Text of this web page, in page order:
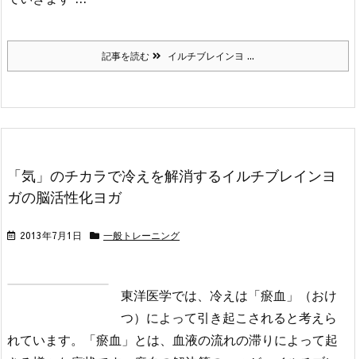
記事を読む イルチブレインヨ ...
「気」のチカラで冷えを解消するイルチブレインヨ
ガの脳活性化ヨガ
2013年7月1日 一般トレーニング
東洋医学では、冷えは「瘀血」（おけ
つ）によって引き起こされると考えら
れています。「瘀血」とは、血液の流れの滞りによって起